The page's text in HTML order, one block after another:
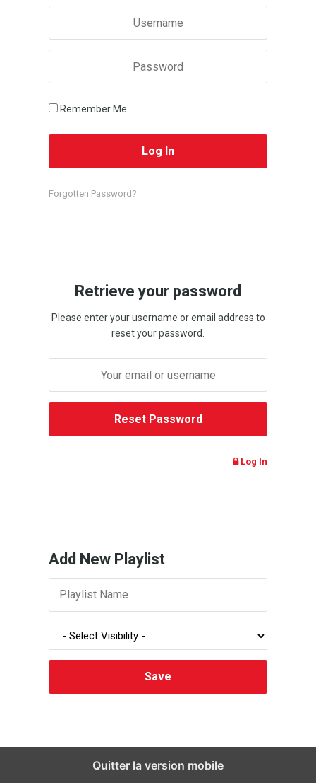
Remember Me
Forgotten Password?
Retrieve your password
Please enter your username or email address to
reset your password.
Log In
Add New Playlist
Quitter la version mobile